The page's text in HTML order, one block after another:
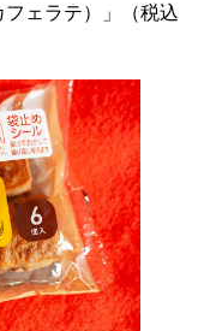
フェラテ）」（税込